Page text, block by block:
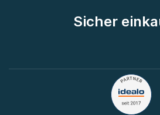
Sicher